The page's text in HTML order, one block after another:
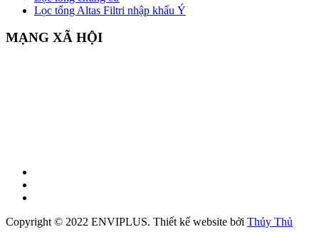
Lọc tổng Altas Filtri nhập khẩu Ý
MẠNG XÃ HỘI
Copyright © 2022 ENVIPLUS. Thiết kế website bởi Thủy Thủ